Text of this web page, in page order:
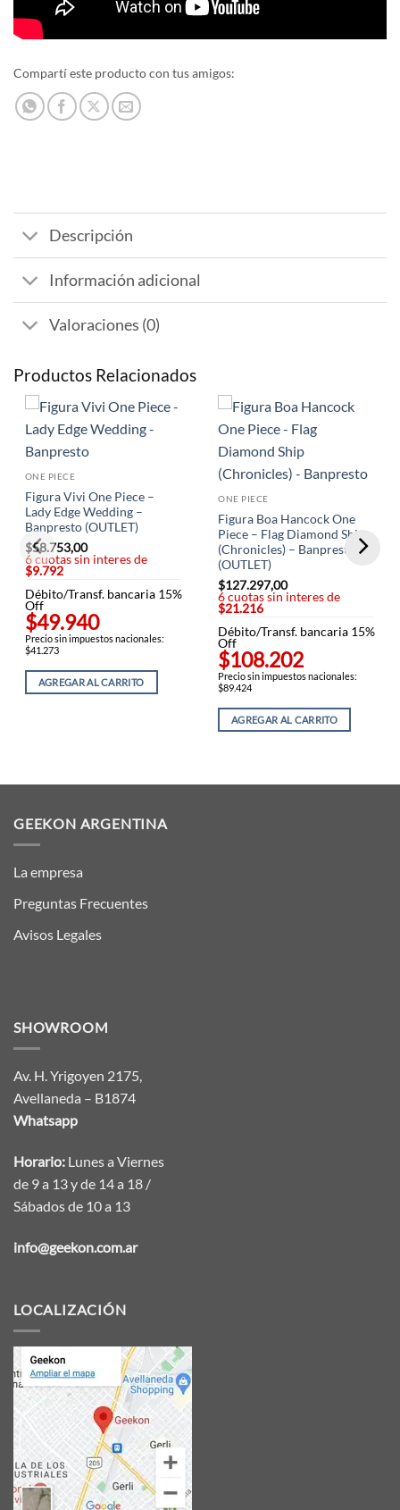
Compartí este producto con tus amigos:
Descripción
Información adicional
Valoraciones (0)
Productos Relacionados
ONE PIECE
Figura Vivi One Piece –
Lady Edge Wedding –
Banpresto (OUTLET)
$58.753,00
6 cuotas sin interes de
$9.792
Débito/Transf. bancaria 15%
Off
$49.940
Precio sin impuestos nacionales:
$41.273
AGREGAR AL CARRITO
ONE PIECE
Figura Boa Hancock One
Piece – Flag Diamond Ship
(Chronicles) – Banpresto
(OUTLET)
$127.297,00
6 cuotas sin interes de
$21.216
Débito/Transf. bancaria 15%
Off
$108.202
Precio sin impuestos nacionales:
$89.424
AGREGAR AL CARRITO
GEEKON ARGENTINA
La empresa
Preguntas Frecuentes
Avisos Legales
SHOWROOM
Av. H. Yrigoyen 2175,
Avellaneda – B1874
Whatsapp
Horario: Lunes a Viernes
de 9 a 13 y de 14 a 18 /
Sábados de 10 a 13
info@geekon.com.ar
LOCALIZACIÓN